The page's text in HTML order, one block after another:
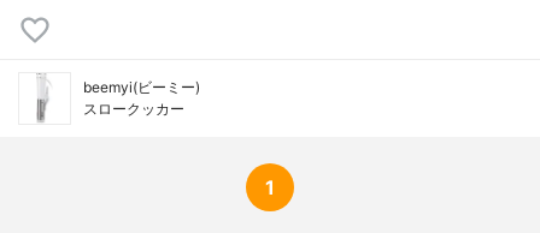
beemyi(ビーミー)
スロークッカー
1